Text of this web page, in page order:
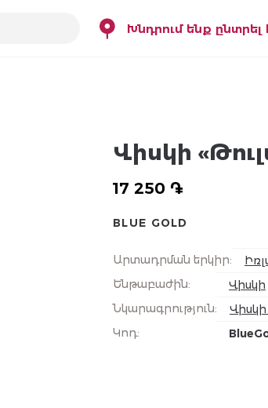
Խնդրում ենք ընտրել
Վիսկի
17 250 ֏
BLUE GOLD
Արտադրման երկիր:
Ենթաբաժին:
Վիսկի
Նկարագրություն:
Վիսկի
Կոդ: